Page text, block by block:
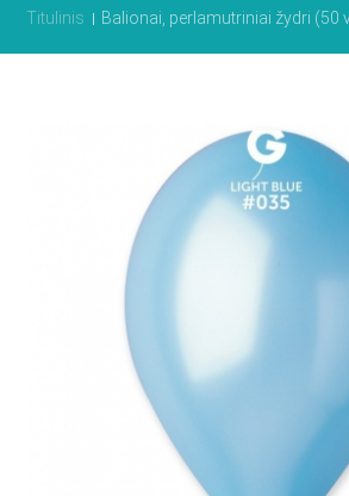
Titulinis Balionai, perlamutriniai žydri (50